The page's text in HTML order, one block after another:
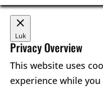
Luk
Privacy Overview
This website uses
experience while